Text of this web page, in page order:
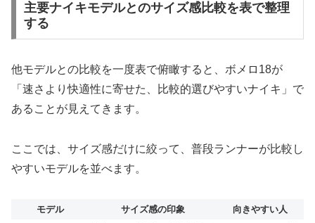
主要ナイキモデルとのサイズ感比較を表で整理
する
他モデルとの比較を一度表で俯瞰すると、ボメロ18が
「速さより快適性に寄せた、比較的選びやすいナイキ」で
あることが見えてきます。
ここでは、サイズ感だけに絞って、普段ランナーが比較し
やすいモデルを並べます。
モデル サイズ感の印象 向きやすい人